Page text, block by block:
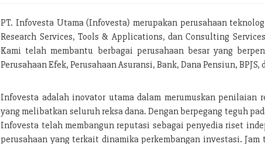
PT. Infovesta Utama (Infovesta) merupakan perusahaan
Research Services, Tools & Applications, dan Consulting
Kami telah membantu berbagai perusahaan besar yang
Perusahaan Efek, Perusahaan Asuransi, Bank, Dana Pensiun,
Infovesta adalah inovator utama dalam merumuskan
yang melibatkan seluruh reksa dana. Dengan berpegang teguh
Infovesta telah membangun reputasi sebagai penyedia riset
perusahaan yang terkait dinamika perkembangan investasi.